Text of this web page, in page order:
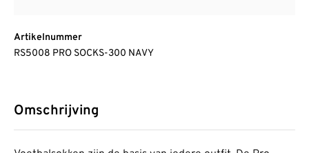
Artikelnummer
RS5008 PRO SOCKS-300 NAVY
Omschrijving